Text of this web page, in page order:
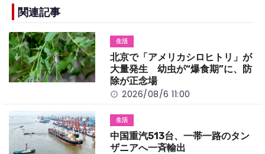
b
o
o
k
n
k
関連記事
生活
北京で「アメリカシロヒトリ」が
大量発生 幼虫が“爆食期”に、防
除が正念場
2026/08/6 11:00
生活
中国重汽513台、一帯一路のタン
ザニアへ一斉輸出